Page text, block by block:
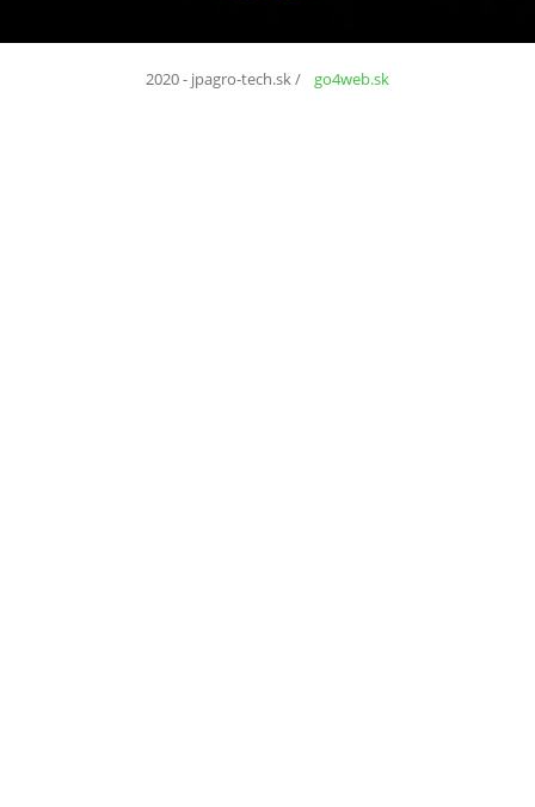
2020 - jpagro-tech.sk/ go4web.sk